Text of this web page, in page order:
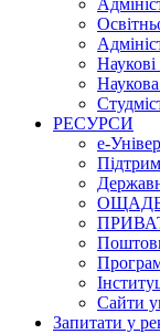
Наукові
Наукова
РЕСУРСИ
е-
Сайти
Запитати у